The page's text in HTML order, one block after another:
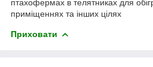
птахофермах в телятниках для
приміщеннях та інших цілях
Приховати